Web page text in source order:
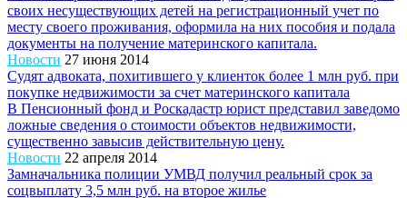
своих несуществующих детей на регистрационный учет по
месту своего проживания, оформила на них пособия и подала
документы на получение материнского капитала.
Новости 27 июня 2014
Судят адвоката, похитившего у клиенток более 1 млн руб. при
покупке недвижимости за счет материнского капитала
В Пенсионный фонд и Роскадастр юрист представил заведомо
ложные сведения о стоимости объектов недвижимости,
существенно завысив действительную цену.
Новости 22 апреля 2014
Замначальника полиции УМВД получил реальный срок за
соцвыплату 3,5 млн руб. на второе жилье